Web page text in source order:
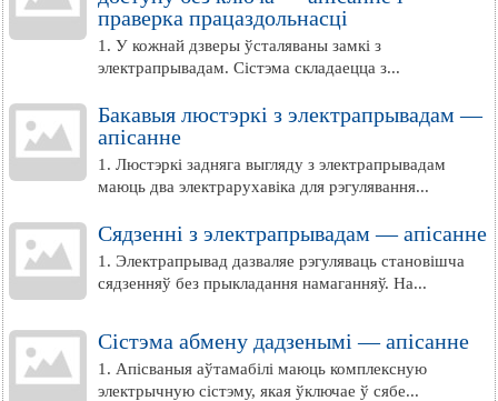
праверка працаздольнасці
1. У кожнай дзверы ўсталяваны замкі з
электрапрывадам. Сістэма складаецца з...
Бакавыя люстэркі з электрапрывадам —
апісанне
1. Люстэркі задняга выгляду з электрапрывадам
маюць два электрарухавіка для рэгулявання...
Сядзенні з электрапрывадам — апісанне
1. Электрапрывад дазваляе рэгуляваць становішча
сядзенняў без прыкладання намаганняў. На...
Сістэма абмену дадзенымі — апісанне
1. Апісваныя аўтамабілі маюць комплексную
электрычную сістэму, якая ўключае ў сябе...